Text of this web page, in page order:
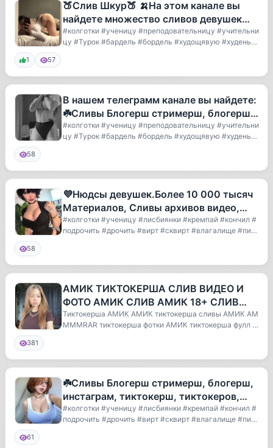
🍑Слив Шкур🍑 🍌На этом канале вы
найдете множество сливов девушек
18+ 🍌Более 5000 фото и видео 🍌
Контен
#колготки #ученицу #преподовательницу #учительни
цу #Турок #бардель #бордель #худощявую #худеньку
1 57
В нашем телеграмм канале вы найдете:
☘️Сливы Блогерш стримерш, блогерш,
инстаграм, тиктокерш, тикто
#колготки #ученицу #преподовательницу #учительни
цу #Турок #бардель #бордель #худощявую #худеньку
58
💜Нюдсы девушек.Более 10 000 тысяч
Материалов, Сливы архивов видео,
фото каждый день💟
#колготки #ученицу #лисбиянки #кремпай #кончил #
подрочить #дрочить #вирт #сквирт #влагалище #пиз
58
АМИК ТИКТОКЕРША СЛИВ ВИДЕО И
ФОТО АМИК СЛИВ АМИК 18+ СЛИВ
ammmmrar
Тиктокерша АМИК АМИК тиктокерша сливы АМИК AM
MMMRAR тиктокерша фотки АМИК тиктокерша фулл А
381
☘️Сливы Блогерш стримерш, блогерш,
инстаграм, тиктокерш, тиктокеров,
тикток, сливы, карнавал, валя,С
#колготки #ученицу #лисбиянки #кремпай #кончил #
подрочить #дрочить #вирт #сквирт #влагалище #пиз
61